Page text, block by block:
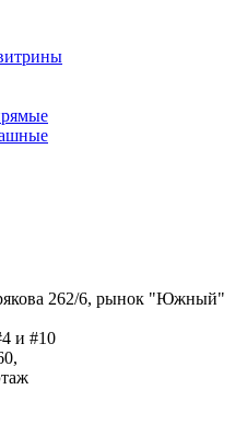
262/6, рынок "Южный"
и #10